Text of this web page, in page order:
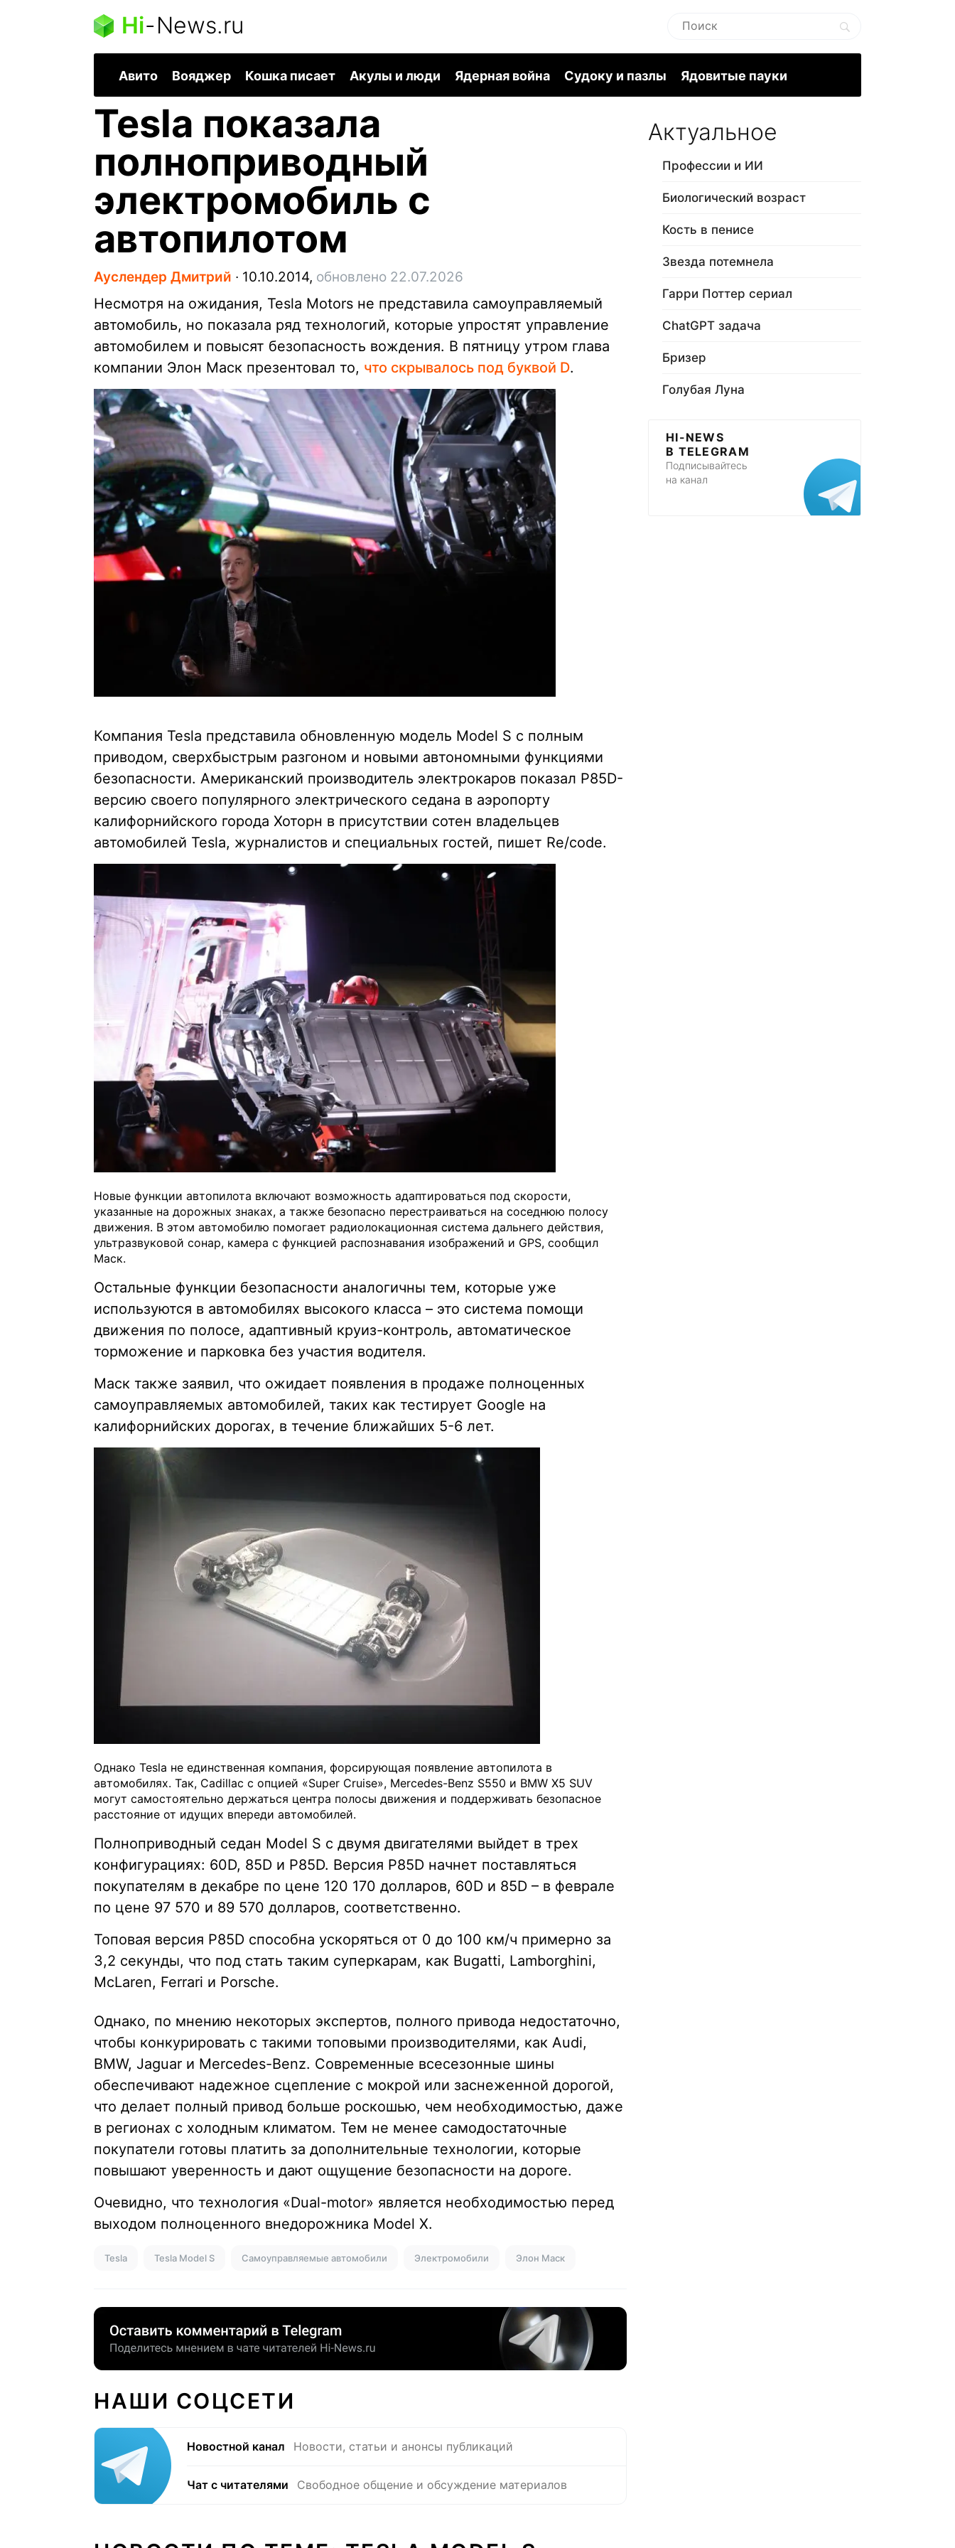
Hi-News.ru
Авито Вояджер Кошка писает Акулы и люди Ядерная война Судоку и пазлы Ядовитые пауки
Tesla показала
полноприводный
электромобиль с
автопилотом
Ауслендер Дмитрий ∙ 10.10.2014, обновлено 22.07.2026
Несмотря на ожидания, Tesla Motors не представила самоуправляемый
автомобиль, но показала ряд технологий, которые упростят управление
автомобилем и повысят безопасность вождения. В пятницу утром глава
компании Элон Маск презентовал то, что скрывалось под буквой D.
Компания Tesla представила обновленную модель Model S с полным
приводом, сверхбыстрым разгоном и новыми автономными функциями
безопасности. Американский производитель электрокаров показал P85D-
версию своего популярного электрического седана в аэропорту
калифорнийского города Хоторн в присутствии сотен владельцев
автомобилей Tesla, журналистов и специальных гостей, пишет Re/code.
Новые функции автопилота включают возможность адаптироваться под скорости,
указанные на дорожных знаках, а также безопасно перестраиваться на соседнюю полосу
движения. В этом автомобилю помогает радиолокационная система дальнего действия,
ультразвуковой сонар, камера с функцией распознавания изображений и GPS, сообщил
Маск.
Остальные функции безопасности аналогичны тем, которые уже
используются в автомобилях высокого класса – это система помощи
движения по полосе, адаптивный круиз-контроль, автоматическое
торможение и парковка без участия водителя.
Маск также заявил, что ожидает появления в продаже полноценных
самоуправляемых автомобилей, таких как тестирует Google на
калифорнийских дорогах, в течение ближайших 5-6 лет.
Однако Tesla не единственная компания, форсирующая появление автопилота в
автомобилях. Так, Cadillac с опцией «Super Cruise», Mercedes-Benz S550 и BMW X5 SUV
могут самостоятельно держаться центра полосы движения и поддерживать безопасное
расстояние от идущих впереди автомобилей.
Полноприводный седан Model S с двумя двигателями выйдет в трех
конфигурациях: 60D, 85D и P85D. Версия P85D начнет поставляться
покупателям в декабре по цене 120 170 долларов, 60D и 85D – в феврале
по цене 97 570 и 89 570 долларов, соответственно.
Топовая версия P85D способна ускоряться от 0 до 100 км/ч примерно за
3,2 секунды, что под стать таким суперкарам, как Bugatti, Lamborghini,
McLaren, Ferrari и Porsche.
Однако, по мнению некоторых экспертов, полного привода недостаточно,
чтобы конкурировать с такими топовыми производителями, как Audi,
BMW, Jaguar и Mercedes-Benz. Современные всесезонные шины
обеспечивают надежное сцепление с мокрой или заснеженной дорогой,
что делает полный привод больше роскошью, чем необходимостью, даже
в регионах с холодным климатом. Тем не менее самодостаточные
покупатели готовы платить за дополнительные технологии, которые
повышают уверенность и дают ощущение безопасности на дороге.
Очевидно, что технология «Dual-motor» является необходимостью перед
выходом полноценного внедорожника Model X.
Tesla Tesla Model S Самоуправляемые автомобили Электромобили Элон Маск
НАШИ СОЦСЕТИ
Новостной канал Новости, статьи и анонсы публикаций
Чат с читателями Свободное общение и обсуждение материалов
Актуальное
Профессии и ИИ
Биологический возраст
Кость в пенисе
Звезда потемнела
Гарри Поттер сериал
ChatGPT задача
Бризер
Голубая Луна
HI-NEWS
В TELEGRAM
Подписывайтесь
на канал